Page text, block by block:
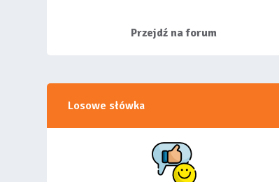
wyróżnionych lis...Przejdź na forum
Losowe słówka